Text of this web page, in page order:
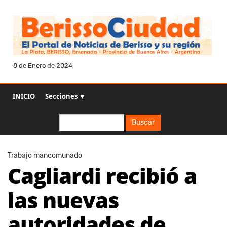
8 de Enero de 2024
INICIO Secciones ▼
Buscar
Trabajo mancomunado
Cagliardi recibió a
las nuevas